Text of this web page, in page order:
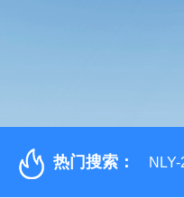
热门搜索：